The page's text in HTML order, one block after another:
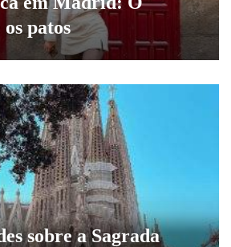
patos
sobre a Sagrada